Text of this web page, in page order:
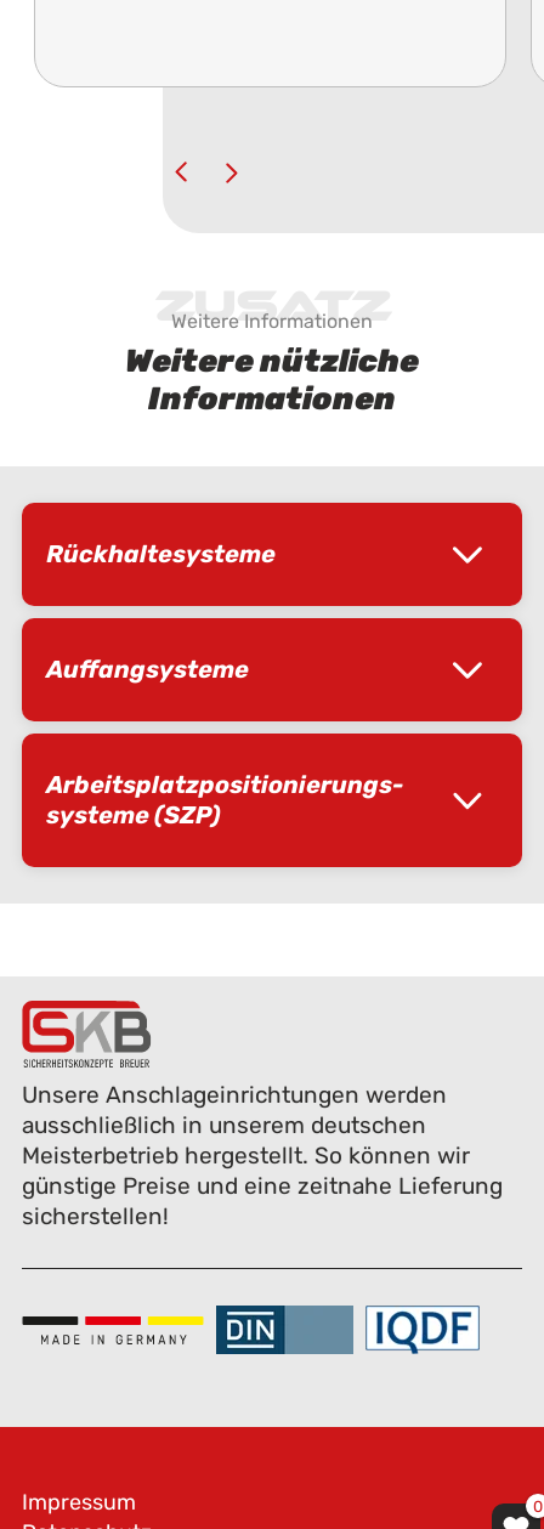
Zusatz
Weitere Informationen
Weitere nützliche
Informationen
Rückhaltesysteme
Auffangsysteme
Arbeitsplatz­positionierungs­
systeme (SZP)
Unsere Anschlageinrichtungen werden
ausschließlich in unserem deutschen
Meisterbetrieb hergestellt. So können wir
günstige Preise und eine zeitnahe Lieferung
sicherstellen!
Impressum
0